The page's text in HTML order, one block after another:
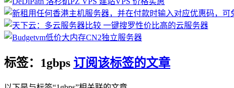
标签：1gbps 订阅该标签的文章